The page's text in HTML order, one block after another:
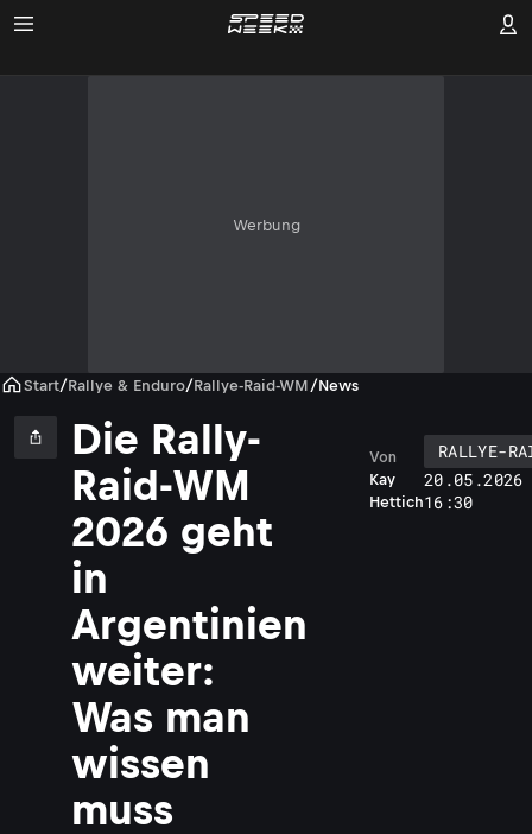
Werbung
Start/Rallye & Enduro/Rallye-Raid-WM /News
Die Rally-
Raid-WM
2026 geht
in
Argentinien
weiter:
Was man
wissen
muss
Kay
Hettich
Von
RALLYE-
16:30